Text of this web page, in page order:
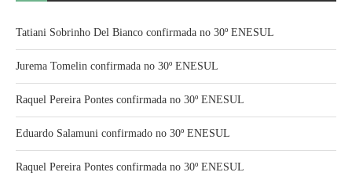
Tatiani Sobrinho Del Bianco confirmada no 30º ENESUL
Jurema Tomelin confirmada no 30º ENESUL
Raquel Pereira Pontes confirmada no 30º ENESUL
Eduardo Salamuni confirmado no 30º ENESUL
Raquel Pereira Pontes confirmada no 30º ENESUL